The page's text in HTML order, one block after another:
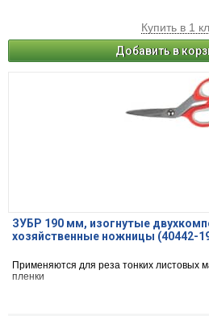
Купить в 1
Добавить в
ЗУБР 190 мм, изогнутые
хозяйственные ножницы (40442-
Применяются для реза тонких листовых
пленки